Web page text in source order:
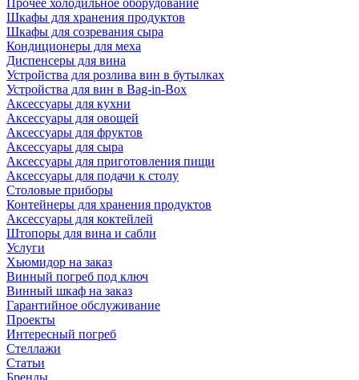
Прочее холодильное оборудование
Шкафы для хранения продуктов
Шкафы для созревания сыра
Кондиционеры для меха
Диспенсеры для вина
Устройства для розлива вин в бутылках
Устройства для вин в Bag-in-Box
Аксессуары для кухни
Аксессуары для овощей
Аксессуары для фруктов
Аксессуары для сыра
Аксессуары для приготовления пищи
Аксессуары для подачи к столу
Столовые приборы
Контейнеры для хранения продуктов
Аксессуары для коктейлей
Штопоры для вина и сабли
Услуги
Хьюмидор на заказ
Винный погреб под ключ
Винный шкаф на заказ
Гарантийное обслуживание
Проекты
Интересный погреб
Стеллажи
Статьи
Бренды